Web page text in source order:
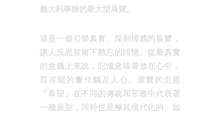
義大利舉辦的最大型展覽。
這是一個引發真實、深刻情感的展覽，
讓人反思並留下難忘的回憶。從最真實
的意義上來說，記憶意味著放在心中，
而岑龍的畫作觸及人心。展覽的主題
「希望」在不同的傳統和宗教中代表著
一種原型，同時也是極其現代化的。如